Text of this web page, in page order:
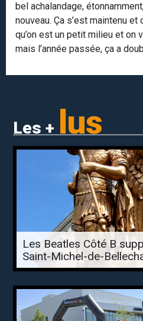
bel achalandage,
nouveau. Ça s’est maintenu et
qu’on est un petit milieu et on
mais l’année passée, ça a
Les + lus
Les Beatles Côté B
Saint-Michel-de-